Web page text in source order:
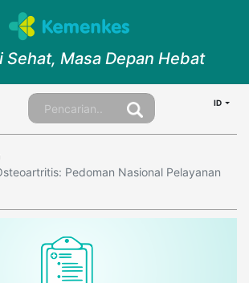
Sehat, Masa Depan Hebat
ID
Pedoman Nasional Pelayanan